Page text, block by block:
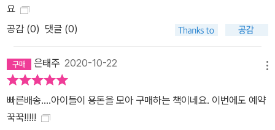
요
공감 (0) 댓글 (0)
은태주 2020-10-22
빠른배송....아이들이 용돈을 모아 구매하는 책이네요. 이번에도 예약
꾹꾹!!!!!